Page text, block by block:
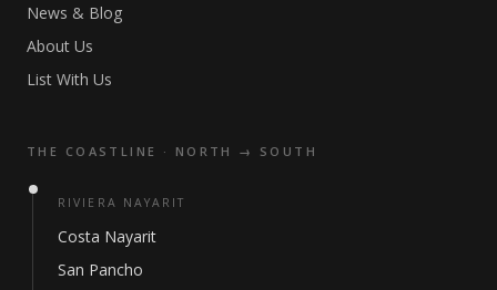
News & Blog
About Us
List With Us
THE COASTLINE · NORTH → SOUTH
RIVIERA NAYARIT
Costa Nayarit
San Pancho